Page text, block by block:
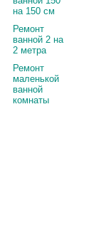
на 150 см
Ремонт
ванной 2 на
2 метра
Ремонт
маленькой
ванной
комнаты